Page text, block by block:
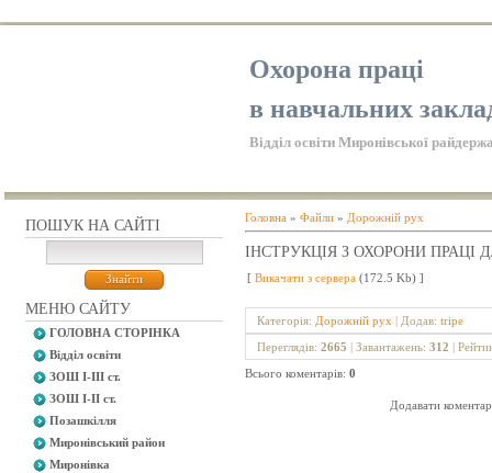
Охорона праці
в навчальних
Відділ освіти Миронівської
ПОШУК НА САЙТІ
МЕНЮ САЙТУ
ГОЛОВНА СТОРІНКА
Відділ освіти
ЗОШ І-ІІІ ст.
ЗОШ І-ІІ ст.
Позашкілля
Миронівський район
Миронівка
Головна » Файли » Дорожній рух
ІНСТРУКЦІЯ З ОХОРОНИ
[ Викачати з сервера (172.5 Kb) ]
Категорія: Дорожній рух | Додав: tripe
Переглядів: 2665 | Завантажень: 312 |
Всього коментарів: 0
Додавати